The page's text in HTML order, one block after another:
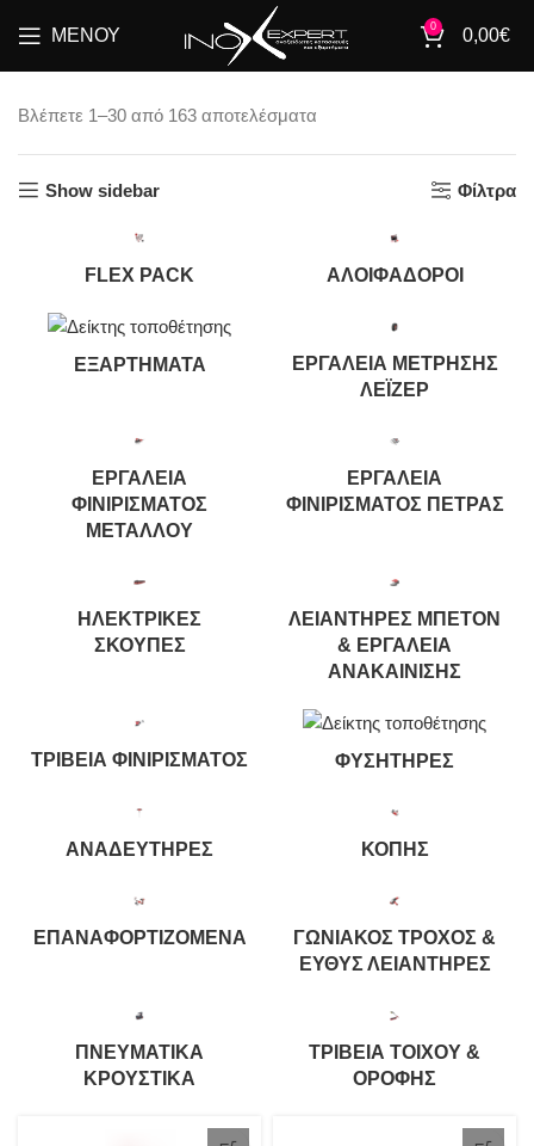
ΜΕΝΟΎ 0 0,00€
Βλέπετε 1–30 από 163 αποτελέσματα
Show sidebar Φίλτρα
FLEX PACK ΑΛΟΙΦΑΔΌΡΟΙ
ΕΞΑΡΤΉΜΑΤΑ
ΕΡΓΑΛΕΊΑ ΜΈΤΡΗΣΗΣ
ΛΈΙΖΕΡ
ΕΡΓΑΛΕΊΑ
ΦΙΝΙΡΊΣΜΑΤΟΣ
ΜΕΤΆΛΛΟΥ
ΕΡΓΑΛΕΊΑ
ΦΙΝΙΡΊΣΜΑΤΟΣ ΠΈΤΡΑΣ
ΗΛΕΚΤΡΙΚΈΣ
ΣΚΟΎΠΕΣ
ΛΕΙΑΝΤΉΡΕΣ ΜΠΕΤΌΝ
& ΕΡΓΑΛΕΊΑ
ΑΝΑΚΑΊΝΙΣΗΣ
ΤΡΙΒΕΊΑ ΦΙΝΙΡΊΣΜΑΤΟΣ ΦΥΣΗΤΉΡΕΣ
ΑΝΑΔΕΥΤΉΡΕΣ ΚΟΠΉΣ
ΕΠΑΝΑΦΟΡΤΙΖΌΜΕΝΑ
ΓΩΝΙΑΚΌΣ ΤΡΟΧΌΣ &
ΕΥΘΎΣ ΛΕΙΑΝΤΉΡΕΣ
ΠΝΕΥΜΑΤΙΚΆ
ΚΡΟΥΣΤΙΚΆ
ΤΡΙΒΕΊΑ ΤΟΊΧΟΥ &
ΟΡΟΦΉΣ